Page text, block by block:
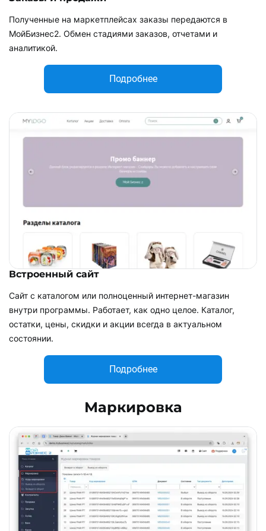
Полученные на маркетплейсах заказы передаются в
МойБизнес2. Обмен стадиями заказов, отчетами и
аналитикой.
Подробнее
Встроенный сайт
Сайт с каталогом или полноценный интернет-магазин
внутри программы. Работает, как одно целое. Каталог,
остатки, цены, скидки и акции всегда в актуальном
состоянии.
Подробнее
Маркировка